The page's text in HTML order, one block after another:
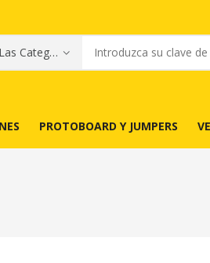
PROTOBOARD Y JUMPERS